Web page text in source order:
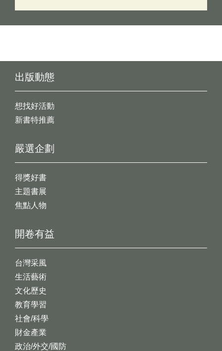
出版動態
想找好活動
新書特推薦
開卷有益
台灣采風
生活藝術
文化歷史
教育學習
社會/科學
財金產業
政治/外交/國防
嚴選企劃
得獎好書
主題書展
焦點人物